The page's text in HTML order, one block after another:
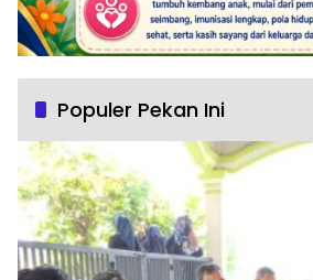
Populer Pekan Ini